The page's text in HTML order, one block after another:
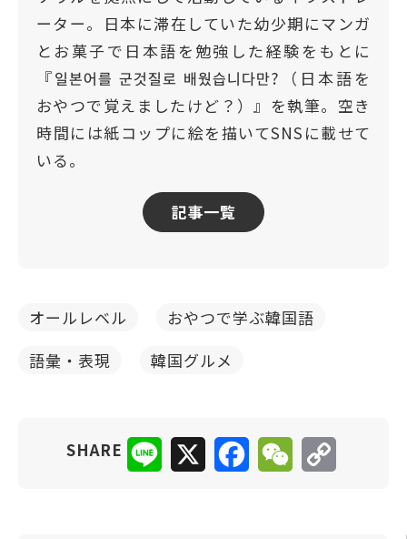
ーター。日本に滞在していた幼少期にマンガ
とお菓子で日本語を勉強した経験をもとに
『일본어를 군것질로 배웠습니다만?（日本語を
おやつで覚えましたけど？）』を執筆。空き
時間には紙コップに絵を描いてSNSに載せて
いる。
記事一覧
オールレベル
おやつで学ぶ韓国語
語彙・表現
韓国グルメ
SHARE Line FacebookWeChat